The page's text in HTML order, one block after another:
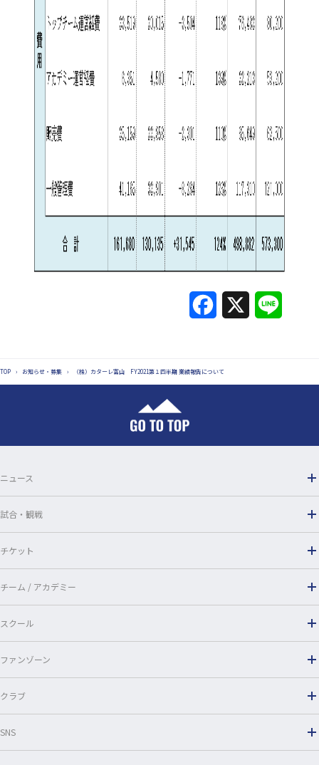
e
k
e
TOP › お知らせ・募集 › （株）カターレ富山 FY2021第１四半期 業績報告について
ニュース
試合・観戦
チケット
チーム / アカデミー
スクール
ファンゾーン
クラブ
SNS